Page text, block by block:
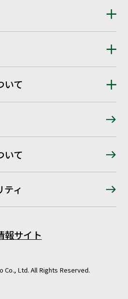
いて
いて
ィ
Ltd. All Rights Reserved.
報サイト